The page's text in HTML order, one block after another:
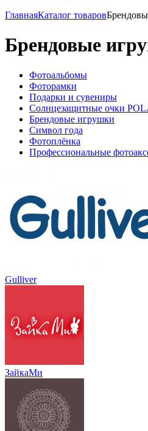
ГлавнаяКаталог товаров
Брендовые
Фотоальбомы
Фоторамки
Подарки и сувениры
Солнцезащитные очки
Брендовые игрушки
Символ года
Фотоплёнка
Профессиональные
Gulliver
ЗайкаМи